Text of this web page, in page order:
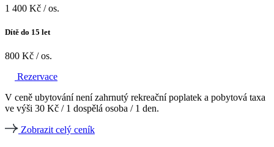
1 400 Kč / os.
Dítě do 15 let
800 Kč / os.
Rezervace
V ceně ubytování není zahrnutý rekreační poplatek a pobytová taxa
ve výši 30 Kč / 1 dospělá osoba / 1 den.
Zobrazit celý ceník